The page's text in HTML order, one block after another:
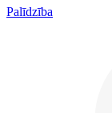
Palīdzība